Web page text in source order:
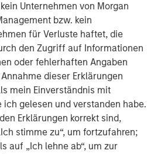
Unternehmen von Morgan
bzw. kein
für Verluste haftet, die
den Zugriff auf Informationen
oder fehlerhaften Angaben
dieser Erklärungen
mein Einverständnis mit
ich gelesen und verstanden habe.
Erklärungen korrekt sind,
stimme zu“, um fortzufahren;
auf „Ich lehne ab“, um zur
been on a journey to revolutionize
network for brands and
of Lightspeed and
that vision exponentially. The
comes to life now," said
and co-CEO's Olivia
"We are thrilled to join forces with
value for brands and
an inflection point in the